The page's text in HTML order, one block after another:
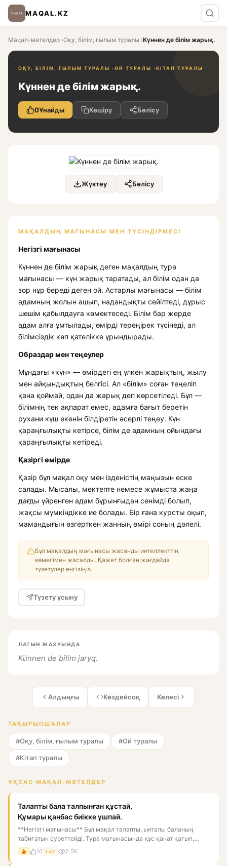
MAQAL.KZ
Мақал-мәтелдер ›Оқу, білім, ғылым туралы ›Күннен де білім жарық.
ОҚУ, БІЛІМ, ҒЫЛЫМ ТУРАЛЫ · ОЙ ТУРАЛЫ · КІТАП ТУРАЛЫ
Күннен де білім жарық.
0Ұнайды Көшіру Бөлісу
Жүктеу Бөлісу
МАҚАЛДЫҢ МАҒЫНАСЫ МЕН ТҮСІНДІРМЕСІ
Негізгі мағынасы
Күннен де білім жарық деген мақалдың тура
мағынасы — күн жарық таратады, ал білім одан да
зор нұр береді деген ой. Астарлы мағынасы — білім
адамның жолын ашып, надандықты сейілтеді, дұрыс
шешім қабылдауға көмектеседі. Білім бар жерде
адам алға ұмтылады, өмірді тереңірек түсінеді, ал
білімсіздік көп қателікке ұрындырады.
Образдар мен теңеулер
Мұндағы «күн» — өмірдегі ең үлкен жарықтың, жылу
мен айқындықтың белгісі. Ал «білім» соған теңеліп
қана қоймай, одан да жарық деп көрсетіледі. Бұл —
білімнің тек ақпарат емес, адамға бағыт беретін
рухани күш екенін білдіретін әсерлі теңеу. Күн
қараңғылықты кетірсе, білім де адамның ойындағы
қараңғылықты кетіреді.
Қазіргі өмірде
Қазір бұл мақал оқу мен ізденістің маңызын еске
салады. Мысалы, мектепте немесе жұмыста жаңа
дағды үйренген адам бұрынғыдан сенімді болып,
жақсы мүмкіндікке ие болады. Бір ғана курсты оқып,
мамандығын өзгерткен жанның өмірі соның дәлелі.
Бұл мақалдың мағынасы жасанды интеллекттің
көмегімен жасалды. Қажет болған жағдайда
түзетулер енгізіңіз.
Түзету ұсыну
ЛАТЫН ЖАЗУЫНДА
Kúnnen de bilim jaryq.
Алдыңғы Кездейсоқ Келесі
ТАҚЫРЫПШАЛАР
#Оқу, білім, ғылым туралы #Ой туралы
#Кітап туралы
ҰҚСАС МАҚАЛ-МӘТЕЛДЕР
Талапты бала талпынған құстай,
Құмары қанбас биікке ұшпай.
**Негізгі мағынасы** Бұл мақал талапты, ынталы баланың
табиғатын суреттейді. Тура мағынасында құс қанат қағып,
биікке ұм...
10 LAT 2.5K